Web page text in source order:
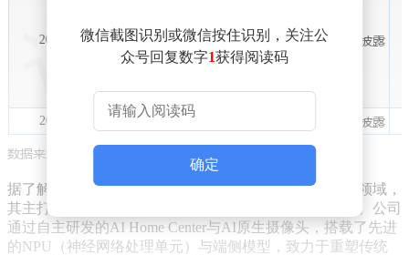
据了解，光速进化智能科技的核心业务聚焦于智能家居领域，
其主打产品为新一代家庭计算中枢与智能家居解决方案。公司
通过自主研发的AI Home Center与AI原生摄像头，搭载了先进
的NPU（神经网络处理单元）与端侧模型，致力于重塑传统
微信截图识别或微信按住识别，关注公
众号回复数字1获得阅读码
确定